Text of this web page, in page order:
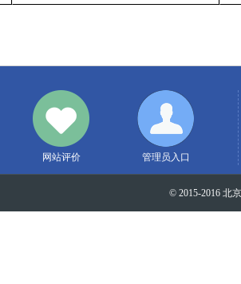
网站评价 管理员入口
© 2015-2016